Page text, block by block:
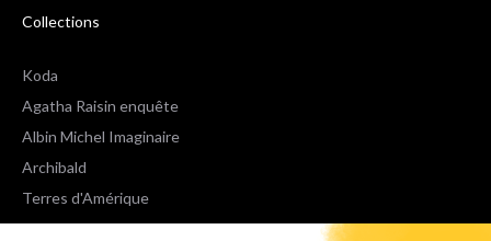
Collections
Koda
Agatha Raisin enquête
Albin Michel Imaginaire
Archibald
Terres d'Amérique
Espaces Libres Poche